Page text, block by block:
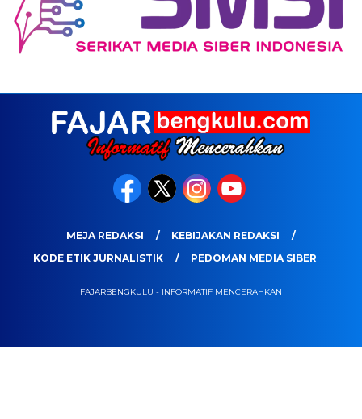
MEJA REDAKSI
KEBIJAKAN REDAKSI
KODE ETIK JURNALISTIK
PEDOMAN MEDIA SIBER
FAJARBENGKULU - INFORMATIF MENCERAHKAN